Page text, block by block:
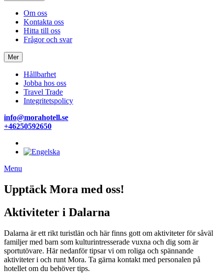
Om oss
Kontakta oss
Hitta till oss
Frågor och svar
Mer
Hållbarhet
Jobba hos oss
Travel Trade
Integritetspolicy
info@morahotell.se
+46250592650
Menu
Upptäck Mora med oss!
Aktiviteter i Dalarna
Dalarna är ett rikt turistlän och här finns gott om aktiviteter för såväl
familjer med barn som kulturintresserade vuxna och dig som är
sportutövare. Här nedanför tipsar vi om roliga och spännande
aktiviteter i och runt Mora. Ta gärna kontakt med personalen på
hotellet om du behöver tips.